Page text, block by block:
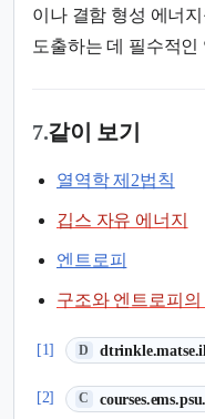
이나 결함 형성 에너
도출하는 데 필수적
7.같이 보기
열역학 제2법칙
깁스 자유 에너지
엔트로피
구조와 엔트로피의
[1] D
(새 탭에서 열림)
[2] C
(새 탭에서 열림)